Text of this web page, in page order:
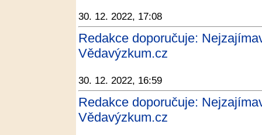
30. 12. 2022, 17:08
Redakce doporučuje:
Vědavýzkum.cz
30. 12. 2022, 16:59
Redakce doporučuje:
Vědavýzkum.cz